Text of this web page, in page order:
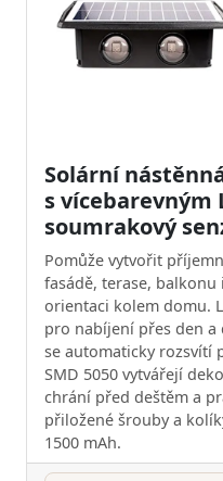
Solární
s vícebarevným
soumrakový
Pomůže vytvořit
fasádě, terase,
orientaci kolem domu.
pro nabíjení přes den a
se automaticky rozsvítí
SMD 5050 vytvářejí
chrání před deštěm a
přiložené šrouby a
1500 mAh.